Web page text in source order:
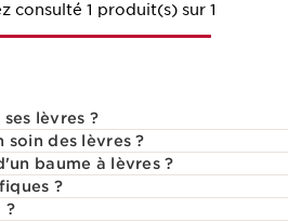
consulté 1 produit(s) sur 1
lèvres ?
soin des lèvres ?
baume à lèvres ?
?
?